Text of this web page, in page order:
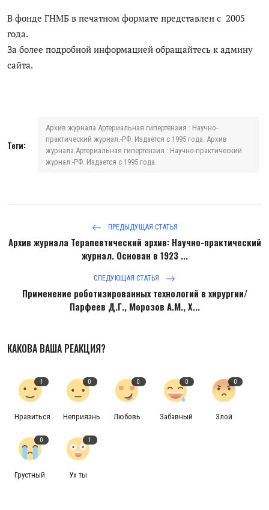
В фонде ГНМБ в печатном формате представлен с 2005
года.
За более подробной информацией обращайтесь к админу
сайта.
Теги:
Архив журнала Артериальная гипертензия : Научно-
практический журнал.-РФ. Издается с 1995 года. Архив
журнала Артериальная гипертензия : Научно-практический
журнал.-РФ. Издается с 1995 года.
ПРЕДЫДУЩАЯ СТАТЬЯ
Архив журнала Терапевтический архив: Научно-практический
журнал. Основан в 1923 ...
СЛЕДУЮЩАЯ СТАТЬЯ
Применение роботизированных технологий в хирургии/
Парфеев Д.Г., Морозов А.М., Х...
КАКОВА ВАША РЕАКЦИЯ?
1
Нравиться
0
Неприязнь
0
Любовь
0
Забавный
0
Злой
0
Грустный
1
Ух ты